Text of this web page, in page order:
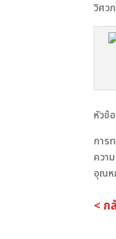
วิศว
หัวข้
การ
ควา
อุณห
< ก